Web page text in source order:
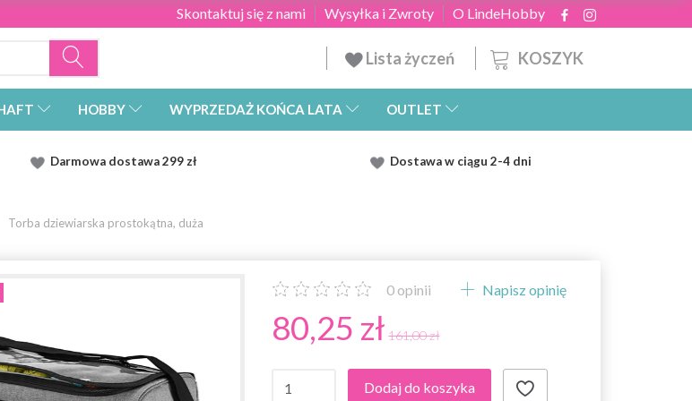
O LindeHobby
Wysyłka i Zwroty
Skontaktuj się z nami
KOSZYK
Lista życzeń
HOBBY WYPRZEDAŻ KOŃCA LATA OUTLET
Darmowa dostawa299 zł Dostawaw ciągu 2-4 dni
Torba dziewiarska prostokątna, duża
0 opinii Napisz opinię
80,25 zł 161,00 zł
Dodaj do koszyka